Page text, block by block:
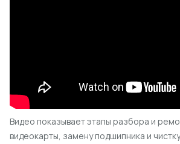
Видео показывает этапы разбора и
видеокарты, замену подшипника и